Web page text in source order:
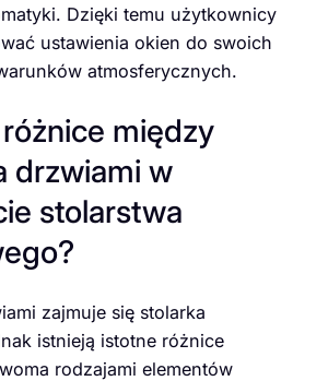
Dzięki temu użytkownicy
ustawienia okien do swoich
atmosferycznych.
między
drzwiami w
stolarstwa
zajmuje się stolarka
istnieją istotne różnice
rodzajami elementów